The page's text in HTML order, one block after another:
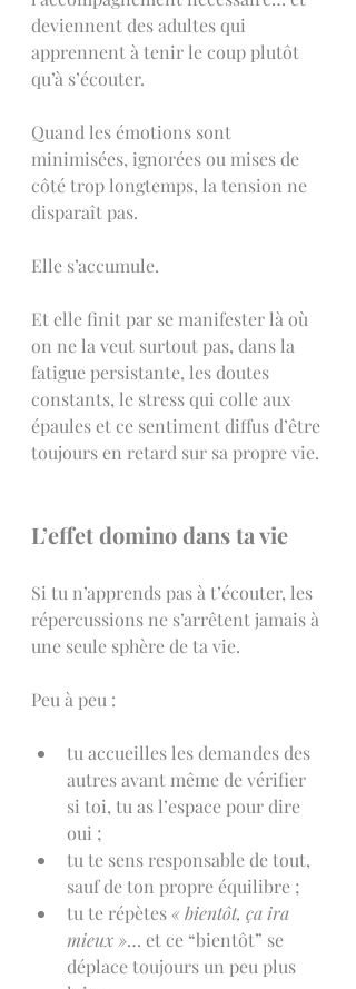
deviennent des adultes qui
apprennent à tenir le coup plutôt
qu’à s’écouter.
Quand les émotions sont
minimisées, ignorées ou mises de
côté trop longtemps, la tension ne
disparaît pas.
Elle s’accumule.
Et elle finit par se manifester là où
on ne la veut surtout pas, dans la
fatigue persistante, les doutes
constants, le stress qui colle aux
épaules et ce sentiment diffus d’être
toujours en retard sur sa propre vie.
L’effet domino dans ta vie
Si tu n’apprends pas à t’écouter, les
répercussions ne s’arrêtent jamais à
une seule sphère de ta vie.
Peu à peu :
tu accueilles les demandes des
autres avant même de vérifier
si toi, tu as l’espace pour dire
oui ;
tu te sens responsable de tout,
sauf de ton propre équilibre ;
tu te répètes « bientôt, ça ira
mieux »… et ce “bientôt” se
déplace toujours un peu plus